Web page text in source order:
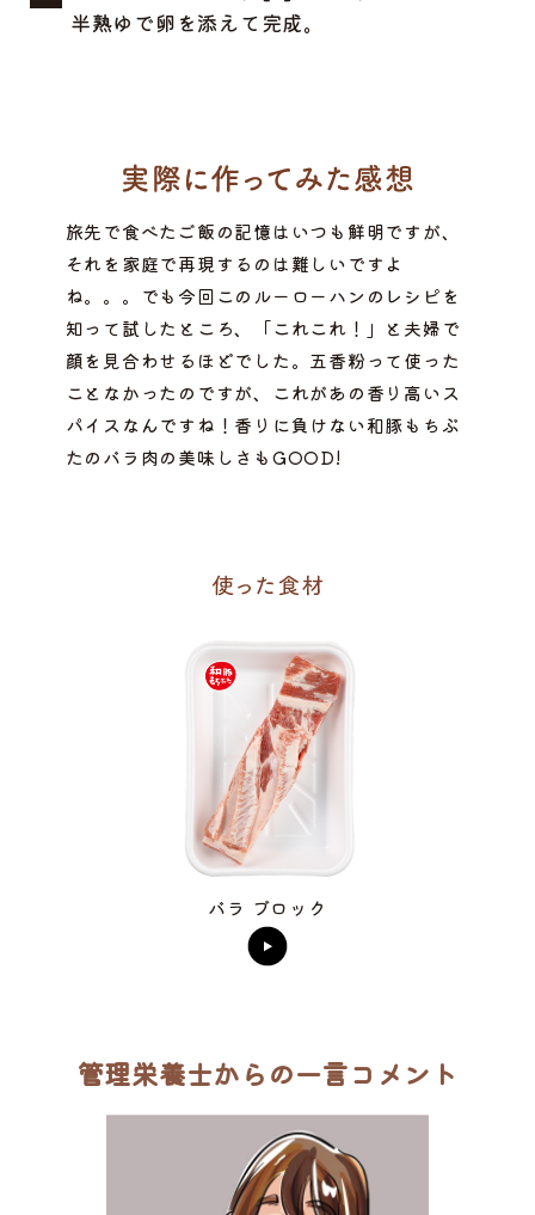
半熟ゆで卵を添えて完成。
旅先で食べたご飯の記憶はいつも鮮明ですが、
それを家庭で再現するのは難しいですよ
ね。。。でも今回このルーローハンのレシピを
知って試したところ、「これこれ！」と夫婦で
顔を見合わせるほどでした。五香粉って使った
ことなかったのですが、これがあの香り高いス
パイスなんですね！香りに負けない和豚もちぶ
たのバラ肉の美味しさもGOOD!
バラ ブロック
管理栄養士からの一言コメント